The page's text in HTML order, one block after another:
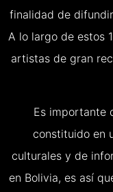
finalidad de
A lo largo de estos
artistas de gran
Es importante
constituido en
culturales y de
en Bolivia, es así